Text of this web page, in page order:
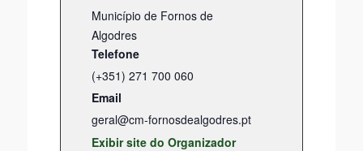
Município de Fornos de
Algodres
Telefone
(+351) 271 700 060
Email
geral@cm-fornosdealgodres.pt
Exibir site do Organizador